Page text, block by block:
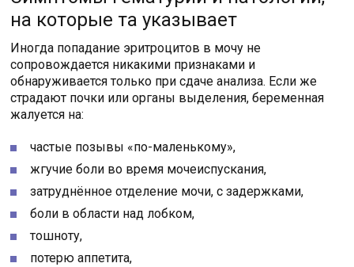
на которые та указывает
Иногда попадание эритроцитов в мочу не
сопровождается никакими признаками и
обнаруживается только при сдаче анализа. Если же
страдают почки или органы выделения, беременная
жалуется на:
частые позывы «по-маленькому»,
жгучие боли во время мочеиспускания,
затруднённое отделение мочи, с задержками,
боли в области над лобком,
тошноту,
потерю аппетита,